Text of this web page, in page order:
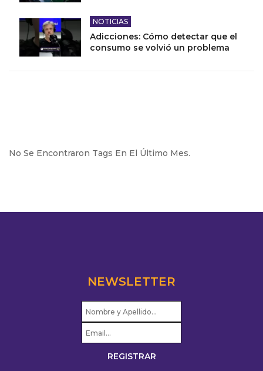
NOTICIAS
Adicciones: Cómo detectar que el
consumo se volvió un problema
No Se Encontraron Tags En El Último Mes.
NEWSLETTER